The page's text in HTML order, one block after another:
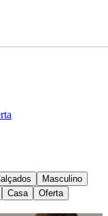
Masculino
Casa Oferta